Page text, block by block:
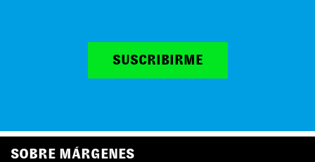
SUSCRIBIRME
MÁRGENES AGRADECE EL APOYO DE
SOBRE MÁRGENES